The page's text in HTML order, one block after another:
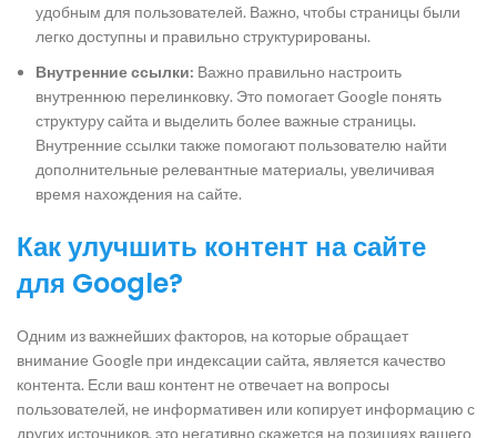
удобным для пользователей. Важно, чтобы страницы были
легко доступны и правильно структурированы.
Внутренние ссылки: Важно правильно настроить
внутреннюю перелинковку. Это помогает Google понять
структуру сайта и выделить более важные страницы.
Внутренние ссылки также помогают пользователю найти
дополнительные релевантные материалы, увеличивая
время нахождения на сайте.
Как улучшить контент на сайте
для Google?
Одним из важнейших факторов, на которые обращает
внимание Google при индексации сайта, является качество
контента. Если ваш контент не отвечает на вопросы
пользователей, не информативен или копирует информацию с
других источников, это негативно скажется на позициях вашего